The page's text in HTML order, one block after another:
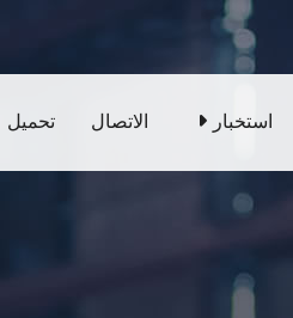
تحميل الاتصال استخبار